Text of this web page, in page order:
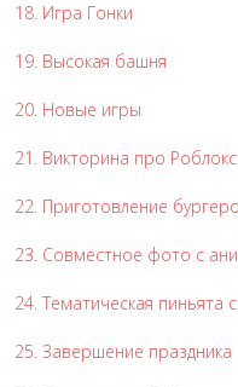
18. Игра Гонки
19. Высокая башня
20. Новые игры
21. Викторина про Роблокс
22. Приготовление
23. Совместное фото с
24. Тематическая пиньята
25. Завершение праздника